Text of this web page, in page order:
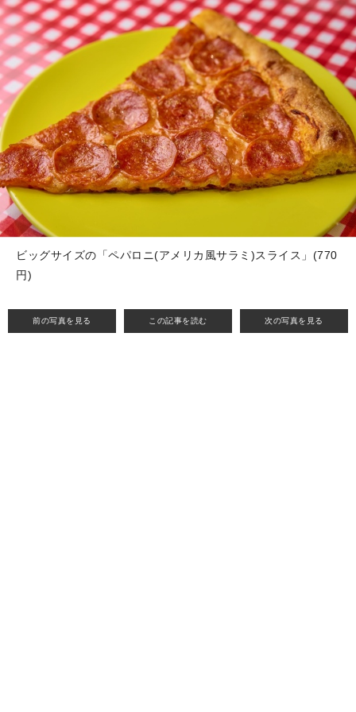
前の写真を見る この記事を読む 次の写真を見る
ビッグサイズの「ペパロニ(アメリカ風サラミ)スライス」(770
円)